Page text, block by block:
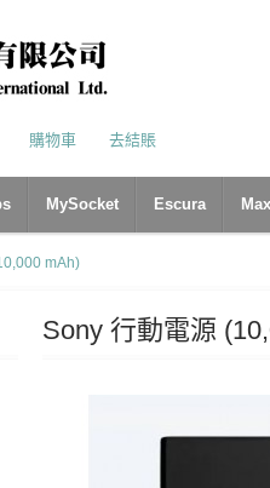
購物車 去結賬
MySocket Escura
mAh)
Sony 行動電源